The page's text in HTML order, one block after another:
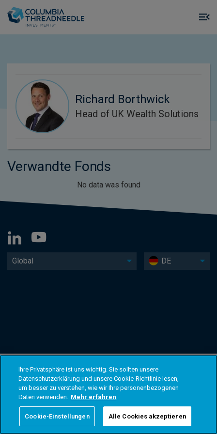
Richard Borthwick
Head of UK Wealth Solutions
Verwandte Fonds
No data was found
Global DE
Ihre Privatsphäre ist uns wichtig. Sie sollten unsere
Datenschutzerklärung und unsere Cookie-Richtlinie lesen,
um besser zu verstehen, wie wir Ihre personenbezogenen
Daten verwenden. Mehr erfahren
Cookie-Einstellungen Alle Cookies akzeptieren